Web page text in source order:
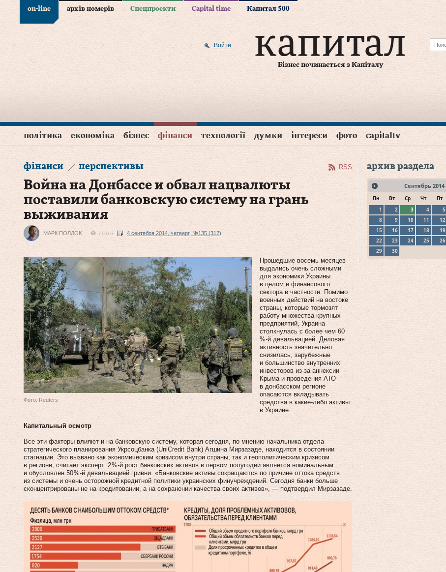
on-line архів номерів Спецпроекти Capital time Капитал 500
Бізнес починається з Капіталу
Войти
політика економіка бізнес фінанси технології думки інтереси фото capitaltv
фінанси перспективы RSS
Война на Донбассе и обвал нацвалюты
поставили банковскую систему на грань
выживания
МАРК ПОЛЛОК 71616 4 сентября 2014, четверг, №135 (312)
Фото: Reuters
Прошедшие восемь месяцев
выдались очень сложными
для экономики Украины
в целом и финансового
сектора в частности. Помимо
военных действий на востоке
страны, которые тормозят
работу множества крупных
предприятий, Украина
столкнулась с более чем 60
%-й девальвацией. Деловая
активность значительно
снизилась, зарубежные
и большинство внутренних
инвесторов из‑за аннексии
Крыма и проведения АТО
в донбасском регионе
опасаются вкладывать
средства в какие‑либо активы
в Украине.
Капитальный осмотр
Все эти факторы влияют и на банковскую систему, которая сегодня, по мнению начальника отдела
стратегического планирования Укрсоц­банка (UniCredit Bank) Агшина Мирзазаде, находится в состоянии
стагнации. Это вызвано как экономическим кризисом внутри страны, так и геополитическим кризисом
в регионе, считает эксперт. 2 %-й рост банковских активов в первом полугодии является номинальным
и обусловлен 50 %-й девальвацией гривни. «Банковские активы сокращаются по причине оттока средств
из системы и очень осторожной кредитной политики украинских финучреждений. Сегодня банки больше
сконцентрированы не на кредитовании, а на сохранении качества своих активов», — подтвердил Мирзазаде.
архив раздела
Сентябрь 2014
Пн Вт Ср Чт Пт
1
2 3 4 5
8
9 10 11 12
15
16 17 18 19
22
23 24 25 26
29
30